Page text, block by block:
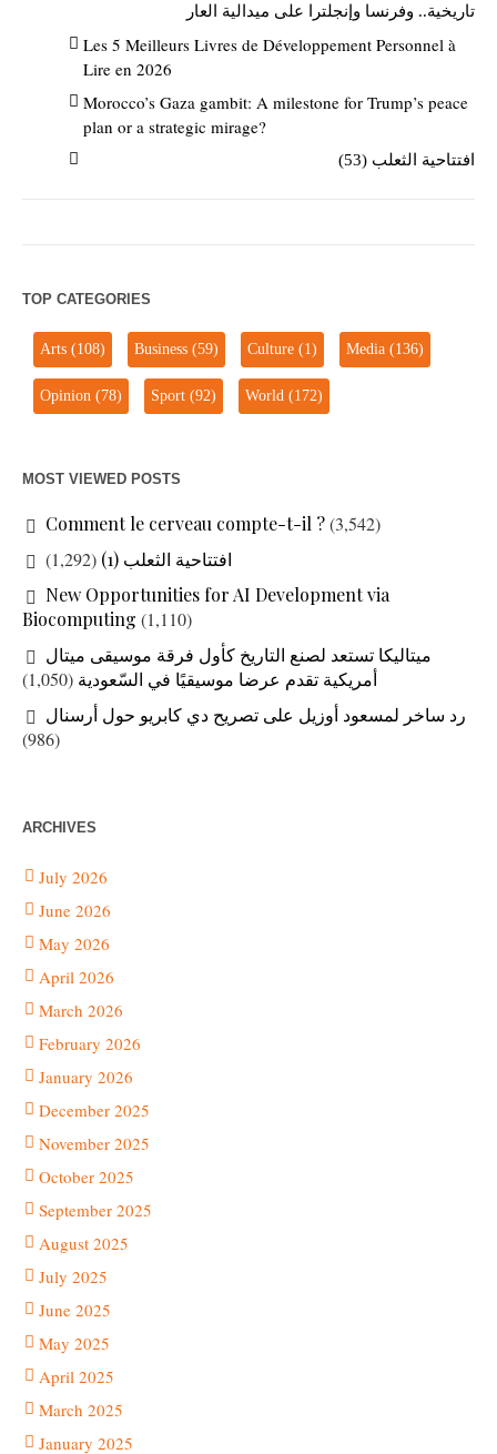
تاريخية.. وفرنسا وإنجلترا على ميدالية العار
Les 5 Meilleurs Livres de Développement Personnel à
Lire en 2026
Morocco’s Gaza gambit: A milestone for Trump’s peace
plan or a strategic mirage?
افتتاحية الثعلب (53)
TOP CATEGORIES
Arts (108) Business (59) Culture (1) Media (136)
Opinion (78) Sport (92) World (172)
MOST VIEWED POSTS
Comment le cerveau compte-t-il ?(3,542)
افتتاحية الثعلب (1)
(1,292)
New Opportunities for AI Development via
Biocomputing (1,110)
ميتاليكا تستعد لصنع التاريخ كأول فرقة موسيقى ميتال
أمريكية تقدم عرضا موسيقيًا في السّعودية (1,050)
رد ساخر لمسعود أوزيل على تصريح دي كابريو حول أرسنال
(986)
ARCHIVES
July 2026
June 2026
May 2026
April 2026
March 2026
February 2026
January 2026
December 2025
November 2025
October 2025
September 2025
August 2025
July 2025
June 2025
May 2025
April 2025
March 2025
January 2025